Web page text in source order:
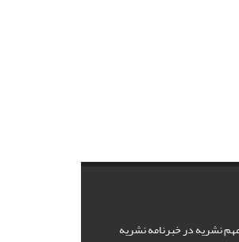
نشریه در خبرنامه نشریه